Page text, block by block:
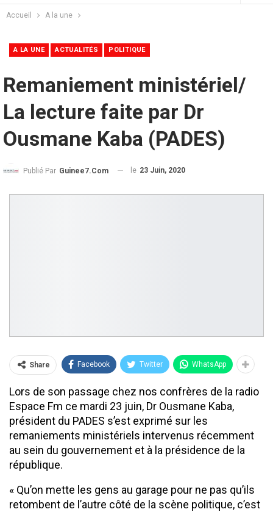
Accueil A la une
A LA UNE ACTUALITÉS POLITIQUE
Remaniement ministériel/
La lecture faite par Dr
Ousmane Kaba (PADES)
Publié Par Guinee7.com le 23 Juin, 2020
Share Facebook Twitter WhatsApp
Lors de son passage chez nos confrères de la radio
Espace Fm ce mardi 23 juin, Dr Ousmane Kaba,
président du PADES s’est exprimé sur les
remaniements ministériels intervenus récemment
au sein du gouvernement et à la présidence de la
république.
« Qu’on mette les gens au garage pour ne pas qu’ils
retombent de l’autre côté de la scène politique, c’est